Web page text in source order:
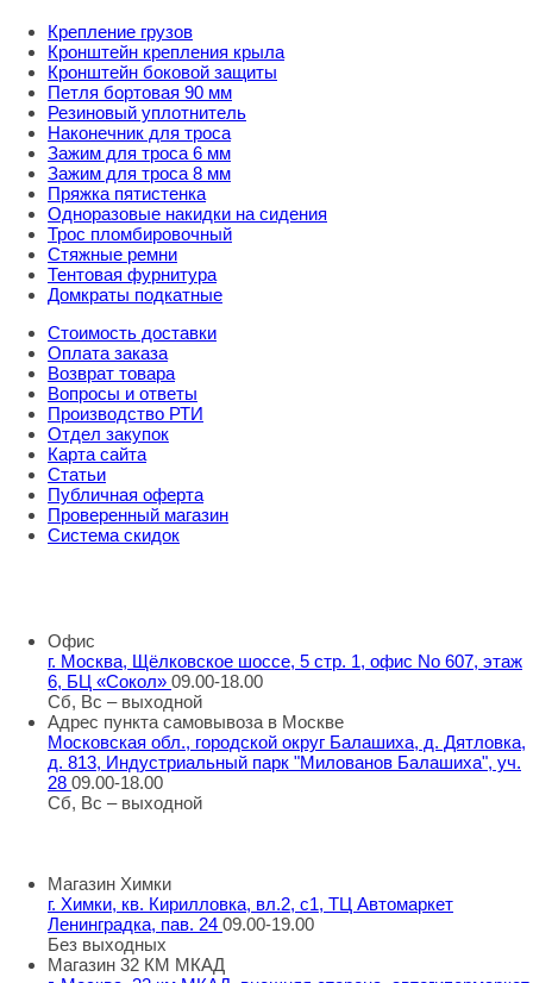
Крепление грузов
Кронштейн крепления крыла
Кронштейн боковой защиты
Петля бортовая 90 мм
Резиновый уплотнитель
Наконечник для троса
Зажим для троса 6 мм
Зажим для троса 8 мм
Пряжка пятистенка
Одноразовые накидки на сидения
Трос пломбировочный
Стяжные ремни
Тентовая фурнитура
Домкраты подкатные
Стоимость доставки
Оплата заказа
Возврат товара
Вопросы и ответы
Производство РТИ
Отдел закупок
Карта сайта
Статьи
Публичная оферта
Проверенный магазин
Система скидок
Офис
г. Москва, Щёлковское шоссе, 5 стр. 1, офис No 607, этаж
6, БЦ «Сокол» 09.00-18.00
Сб, Вс – выходной
Адрес пункта самовывоза в Москве
Московская обл., городской округ Балашиха, д. Дятловка,
д. 813, Индустриальный парк "Милованов Балашиха", уч.
28 09.00-18.00
Сб, Вс – выходной
Магазин Химки
г. Химки, кв. Кирилловка, вл.2, с1, ТЦ Автомаркет
Ленинградка, пав. 24 09.00-19.00
Без выходных
Магазин 32 КМ МКАД